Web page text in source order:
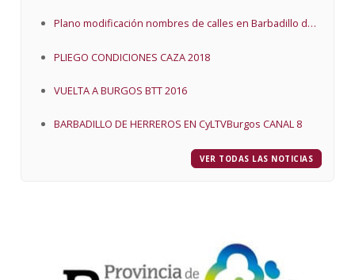
Plano modificación nombres de calles en Barbadillo de
PLIEGO CONDICIONES CAZA 2018
VUELTA A BURGOS BTT 2016
BARBADILLO DE HERREROS EN CyLTVBurgos CANAL 8
VER TODAS LAS NOTICIAS